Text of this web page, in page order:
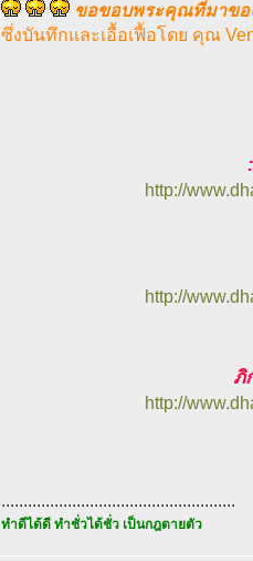
ขอขอบพระคุณที่มาขอ
ซึ่งบันทึกและเอื้อเฟื้อโดย คุณ
http://
http://
ภิ
http://
.....................................................
ทำดีได้ดี ทำชั่วได้ชั่ว เป็นกฎตายตัว